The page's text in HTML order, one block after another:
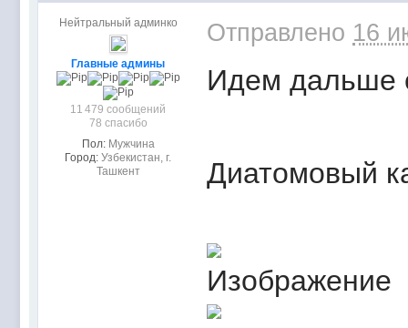
Нейтральный админко
Главные админы
11 479 сообщений
78 спасибо
Пол: Мужчина
Город: Узбекистан, г.
Ташкент
Отправлено 16
Идем дальше
Диатомовый